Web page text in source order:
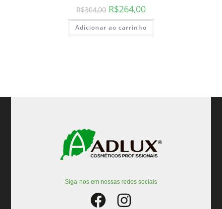
R$304,00 R$264,00
Adicionar ao carrinho
Siga-nos em nossas redes sociais